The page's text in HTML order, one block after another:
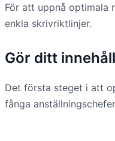
För att uppnå optimala
enkla skrivriktlinjer.
Gör ditt
Det första steget i att
fånga